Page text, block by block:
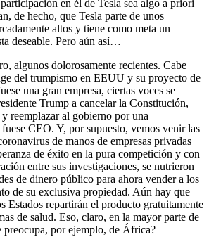
en él de Tesla sea algo a priori
de hecho, que Tesla parte de unos
altos y tiene como meta un
deseable. Pero aún así…
algunos dolorosamente recientes. Cabe
del trumpismo en EEUU y su proyecto de
una gran empresa, ciertas voces se
Trump a cancelar la Constitución,
reemplazar al gobierno por una
CEO. Y, por supuesto, vemos venir las
de manos de empresas privadas
de éxito en la pura competición y con
entre sus investigaciones, se nutrieron
de dinero público para ahora vender a los
de su exclusiva propiedad. Aún hay que
Estados repartirán el producto gratuitamente
de salud. Eso, claro, en la mayor parte de
preocupa, por ejemplo, de África?